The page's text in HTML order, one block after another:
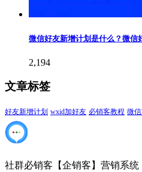
微信好友新增计划是什么？微信
2,194
文章标签
好友新增计划 wxid加好友 必销客教程 微
社群必销客【企销客】营销系